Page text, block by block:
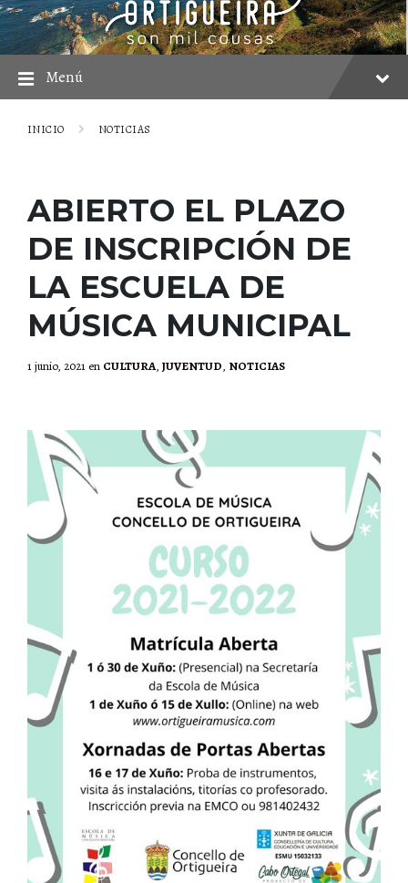
saltar
al
contenido
Saltar
a
la
navegación
principal
Saltar
al
pie
Menú
INICIO NOTICIAS
ABIERTO EL PLAZO
DE INSCRIPCIÓN DE
LA ESCUELA DE
MÚSICA MUNICIPAL
1 junio, 2021 en CULTURA, JUVENTUD, NOTICIAS